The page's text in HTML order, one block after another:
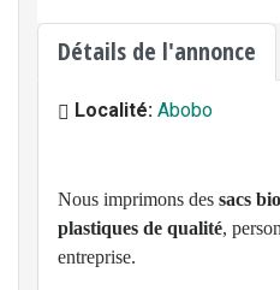
Détails de l'annonce
Localité: Abobo
Nous imprimons des sacs
plastiques de qualité,
entreprise.